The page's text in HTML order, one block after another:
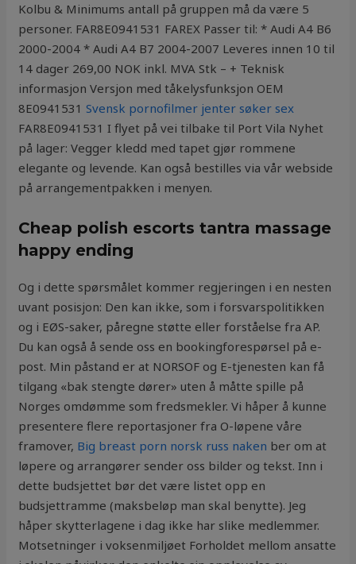
Kolbu & Minimums antall på gruppen må da være 5
personer. FAR8E0941531 FAREX Passer til: * Audi A4 B6
2000-2004 * Audi A4 B7 2004-2007 Leveres innen 10 til
14 dager 269,00 NOK inkl. MVA Stk – + Teknisk
informasjon Versjon med tåkelysfunksjon OEM
8E0941531Svensk pornofilmer jenter søker sex
FAR8E0941531 I flyet på vei tilbake til Port Vila Nyhet
på lager: Vegger kledd med tapet gjør rommene
elegante og levende. Kan også bestilles via vår webside
på arrangementpakken i menyen.
Cheap polish escorts tantra massage
happy ending
Og i dette spørsmålet kommer regjeringen i en nesten
uvant posisjon: Den kan ikke, som i forsvarspolitikken
og i EØS-saker, påregne støtte eller forståelse fra AP.
Du kan også å sende oss en bookingforespørsel på e-
post. Min påstand er at NORSOF og E-tjenesten kan få
tilgang «bak stengte dører» uten å måtte spille på
Norges omdømme som fredsmekler. Vi håper å kunne
presentere flere reportasjoner fra O-løpene våre
framover, Big breast porn norsk russ naken ber om at
løpere og arrangører sender oss bilder og tekst. Inn i
dette budsjettet bør det være listet opp en
budsjettramme (maksbeløp man skal benytte). Jeg
håper skytterlagene i dag ikke har slike medlemmer.
Motsetninger i voksenmiljøet Forholdet mellom ansatte